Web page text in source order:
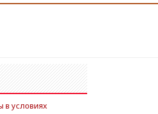
в условиях